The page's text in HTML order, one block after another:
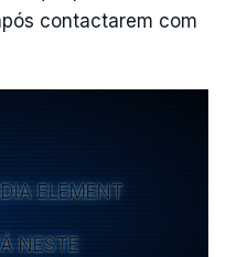
contactarem com
ELEMENT
NESTE